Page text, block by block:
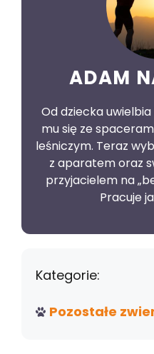
ADAM
Od dziecka
mu się ze
leśniczym. Teraz
z aparatem oraz
przyjacielem na
Pracuje
Kategorie:
Pozostałe